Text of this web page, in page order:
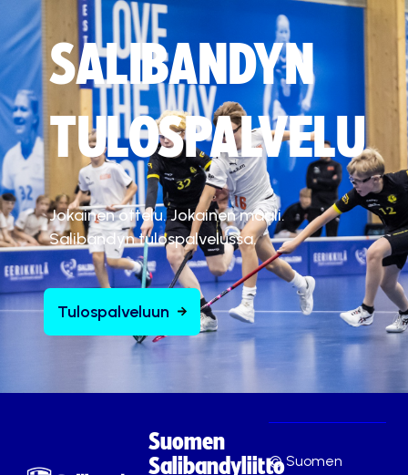
SALIBANDYN
TULOSPALVELU
Jokainen ottelu. Jokainen maali.
Salibandyn tulospalvelussa.
Tulospalveluun
Suomen
Salibandyliitto© Suomen